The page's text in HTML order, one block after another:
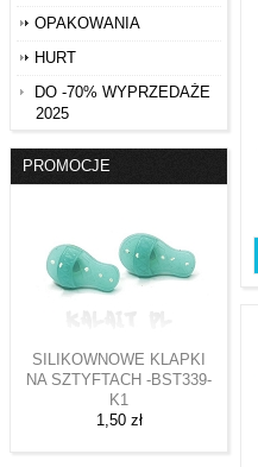
OPAKOWANIA
HURT
DO -70% WYPRZEDAŻE
2025
PROMOCJE
SILIKOWNOWE KLAPKI
NA SZTYFTACH -BST339-
K1
1,50 zł